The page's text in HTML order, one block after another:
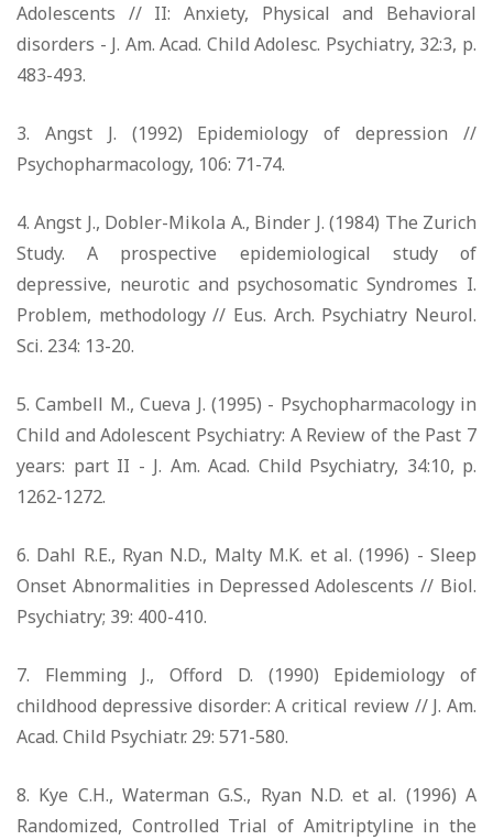
Adolescents // II: Anxiety, Physical and Behavioral
disorders - J. Am. Acad. Child Adolesc. Psychiatry, 32:3, p.
483-493.
3. Angst J. (1992) Epidemiology of depression //
Psychopharmacology, 106: 71-74.
4. Angst J., Dobler-Mikola A., Binder J. (1984) The Zurich
Study. A prospective epidemiological study of
depressive, neurotic and psychosomatic Syndromes I.
Problem, methodology // Eus. Arch. Psychiatry Neurol.
Sci. 234: 13-20.
5. Cambell M., Cueva J. (1995) - Psychopharmacology in
Child and Adolescent Psychiatry: A Review of the Past 7
years: part II - J. Am. Acad. Child Psychiatry, 34:10, p.
1262-1272.
6. Dahl R.E., Ryan N.D., Malty M.K. et al. (1996) - Sleep
Onset Abnormalities in Depressed Adolescents // Biol.
Psychiatry; 39: 400-410.
7. Flemming J., Offord D. (1990) Epidemiology of
childhood depressive disorder: A critical review // J. Am.
Acad. Child Psychiatr. 29: 571-580.
8. Kye C.H., Waterman G.S., Ryan N.D. et al. (1996) A
Randomized, Controlled Trial of Amitriptyline in the